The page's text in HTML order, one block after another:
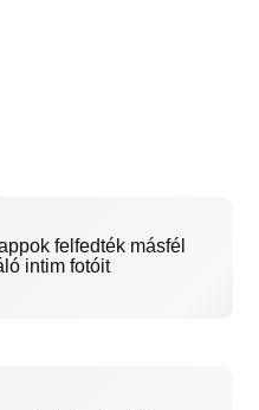
felfedték másfél
intim fotóit